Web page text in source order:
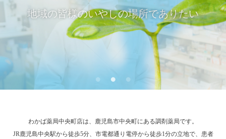
地域の皆様のいやしの場所でありたい
お薬のこと、健康のこと、いつでもご相
談ください
わかば薬局中央町店は、鹿児島市中央町にある調剤薬局です。
JR鹿児島中央駅から徒歩5分、市電都通り電停から徒歩1分の立地で、患者